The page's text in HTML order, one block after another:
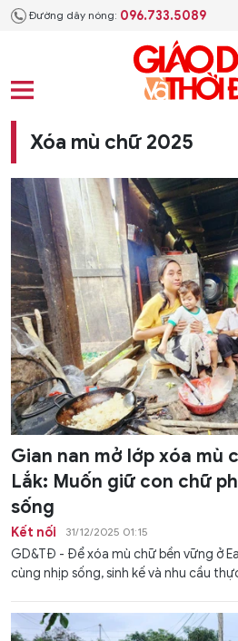
Đường dây nóng: 096.733.5089
Xóa mù chữ 2025
Gian nan mở lớp xóa mù
Lắk: Muốn giữ con chữ
sống
Kết nối 31/12/2025 01:15
GD&TĐ - Để xóa mù chữ bền vững ở
cùng nhịp sống, sinh kế và nhu cầu